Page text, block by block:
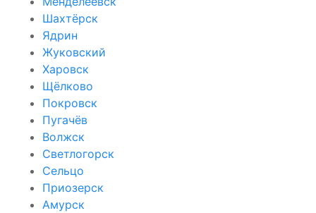
Шахтёрск
Ядрин
Жуковский
Харовск
Щёлково
Покровск
Пугачёв
Волжск
Светлогорск
Сельцо
Приозерск
Амурск